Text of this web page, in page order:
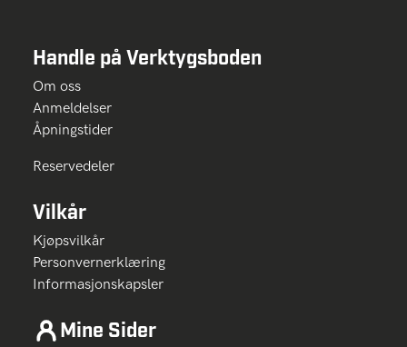
Handle på Verktygsboden
Om oss
Anmeldelser
Åpningstider
Reservedeler
Vilkår
Kjøpsvilkår
Personvernerklæring
Informasjonskapsler
Mine Sider